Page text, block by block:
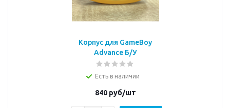
Корпус для GameBoy
Advance Б/У
Есть в наличии
840руб/шт